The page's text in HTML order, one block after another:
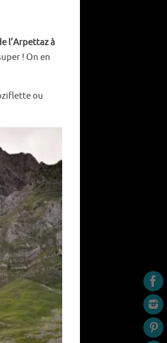
l’Arpettaz à
! On en
ou